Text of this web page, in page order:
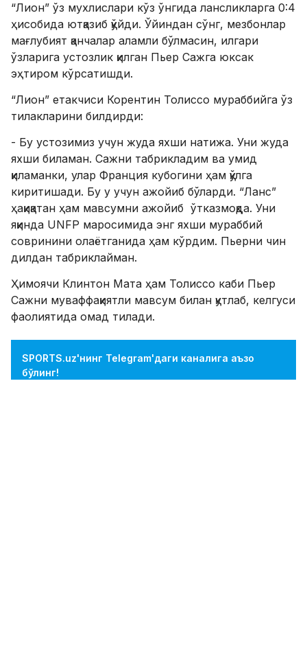
“Лион” ўз мухлислари кўз ўнгида лансликларга 0:4
ҳисобида ютқазиб қўйди. Ўйиндан сўнг, мезбонлар
мағлубият қанчалар аламли бўлмасин, илгари
ўзларига устозлик қилган Пьер Сажга юксак
эҳтиром кўрсатишди.
​“Лион” етакчиси Корентин Толиссо мураббийга ўз
тилакларини билдирди:
- Бу устозимиз учун жуда яхши натижа. Уни жуда
яхши биламан. Сажни табрикладим ва умид
қиламанки, улар Франция кубогини ҳам қўлга
киритишади. Бу у учун ажойиб бўларди. “Ланс”
ҳақиқатан ҳам мавсумни ажойиб ўтказмоқда. Уни
яқинда UNFP маросимида энг яхши мураббий
совринини олаётганида ҳам кўрдим. Пьерни чин
дилдан табриклайман.
​Ҳимоячи Клинтон Мата ҳам Толиссо каби Пьер
Сажни муваффақиятли мавсум билан қутлаб, келгуси
фаолиятида омад тилади.
SPORTS.uz'нинг Telegram'даги каналига аъзо
бўлинг!